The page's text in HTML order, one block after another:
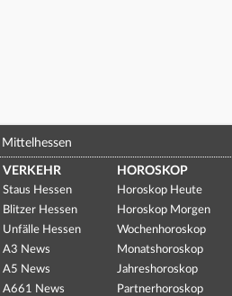
Mittelhessen
VERKEHR
Staus Hessen
Blitzer Hessen
Unfälle Hessen
A3 News
A5 News
A661 News
HOROSKOP
Horoskop Heute
Horoskop Morgen
Wochenhoroskop
Monatshoroskop
Jahreshoroskop
Partnerhoroskop